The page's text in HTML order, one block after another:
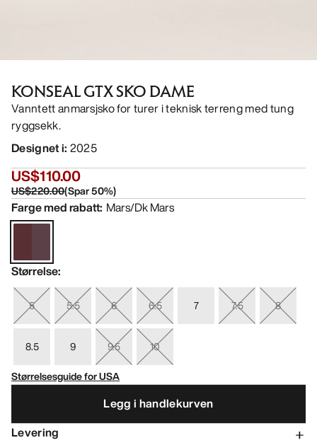
KONSEAL GTX SKO DAME
Vanntett anmarsjsko for turer i teknisk terreng med tung
ryggsekk.
Designet i: 2025
US$110.00
US$220.00(Spar50%)
Farge med rabatt: Mars/Dk Mars
Størrelse:
5 5.5 6 6.5 7 7.5 8
8.5 9 9.5
10
Størrelsesguide for USA
Legg i handlekurven
Levering